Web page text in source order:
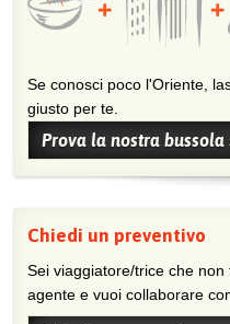
Se conosci poco l'Oriente,
giusto per te.
Prova la nostra bussola
Chiedi un preventivo
Sei viaggiatore/trice che non trova un’agenzia vicina o sei
agente e vuoi collaborare